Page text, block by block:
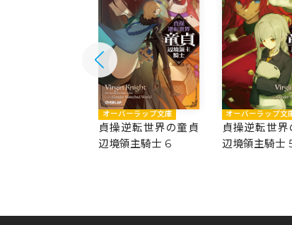
オーバーラップ文庫
貞操逆転世界の童貞
辺境領主騎士 6
オーバーラップ文
貞操逆転世界
辺境領主騎士